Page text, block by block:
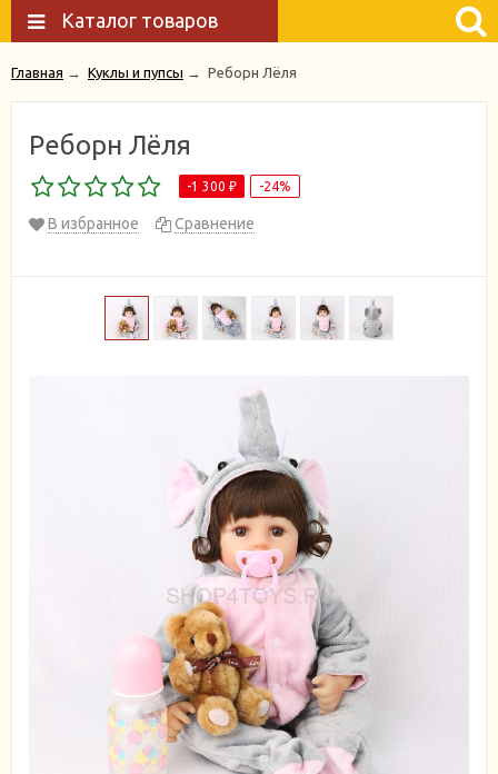
Каталог товаров
Главная → Куклы и пупсы → Реборн Лёля
Реборн Лёля
-1 300 ₽ -24%
В избранное Сравнение